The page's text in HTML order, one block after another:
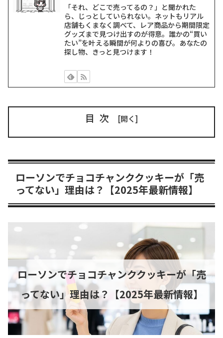
「それ、どこで売ってるの？」と聞かれた
ら、じっとしていられない。ネットもリアル
店舗もくまなく調べて、レア商品から期間限定
グッズまで見つけ出すのが得意。誰かの“買い
たい”を叶える瞬間が何よりの喜び。あなたの
探し物、きっと見つけます！
目次
ローソンでチョコチャンククッキーが「売
ってない」理由は？【2025年最新情報】
ローソンでチョコチャンククッキーが「売
ってない」理由は？【2025年最新情報】